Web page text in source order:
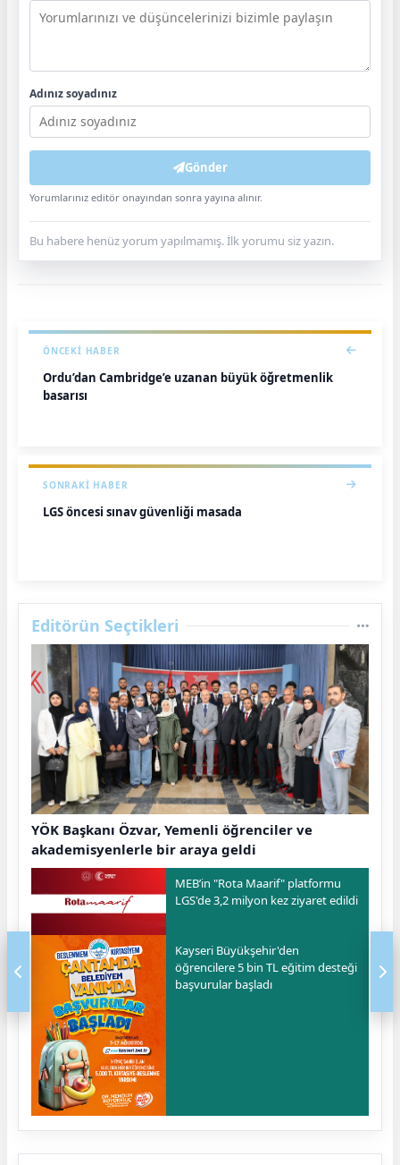
Adınız soyadınız
Gönder
Yorumlarınız editör onayından sonra yayına alınır.
Bu habere henüz yorum yapılmamış. İlk yorumu siz yazın.
ÖNCEKI HABER
Ordu’dan Cambridge’e uzanan büyük öğretmenlik
başarısı
SONRAKI HABER
LGS öncesi sınav güvenliği masada
Editörün Seçtikleri
YÖK Başkanı Özvar, Yemenli öğrenciler ve
akademisyenlerle bir araya geldi
MEB’in "Rota Maarif" platformu
LGS'de 3,2 milyon kez ziyaret edildi
Kayseri Büyükşehir'den
öğrencilere 5 bin TL eğitim desteği
başvurular başladı